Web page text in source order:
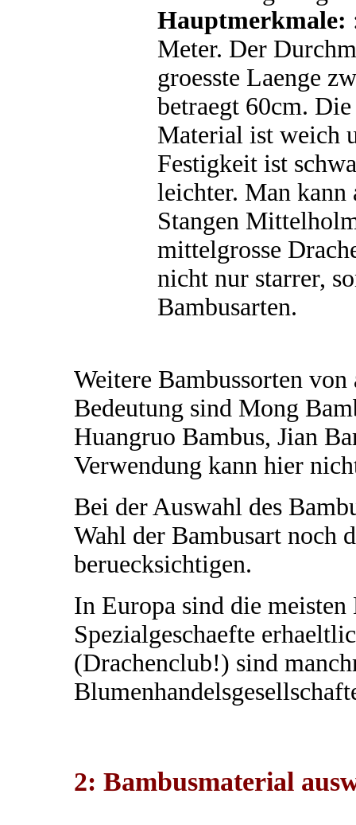
Hauptmerkmale:
Meter. Der
groesste Laenge
betraegt 60cm.
Material ist weich
Festigkeit ist
leichter. Man kann
Stangen
mittelgrosse
nicht nur starrer,
Bambusarten.
Weitere Bambussorten
Bedeutung sind Mong
Huangruo Bambus, Jian
Verwendung kann hier
Bei der Auswahl des
Wahl der Bambusart noch
beruecksichtigen.
In Europa sind die meisten
Spezialgeschaefte
(Drachenclub!) sind
2: Bambusmaterial